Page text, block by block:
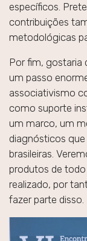
específicos.
contribuições
metodológicas
Por fim, gostaria
um passo
associativismo
como suporte
um marco, um
diagnósticos
brasileiras.
produtos de
realizado, por
fazer parte disso.